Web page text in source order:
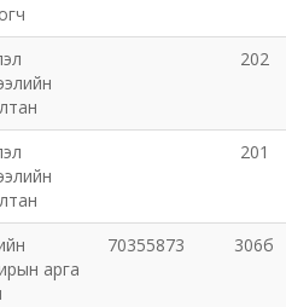
202
201
арга
70355873 306б